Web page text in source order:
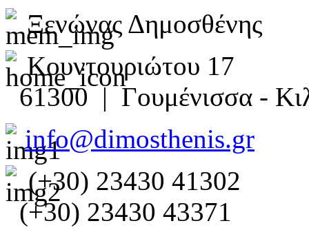
Ξενώνας Δημοσθένης
Κουντουριώτου 17
61300 | Γουμένισσα -
info@dimosthenis.gr
(+30) 23430 41302
(+30) 23430 43371